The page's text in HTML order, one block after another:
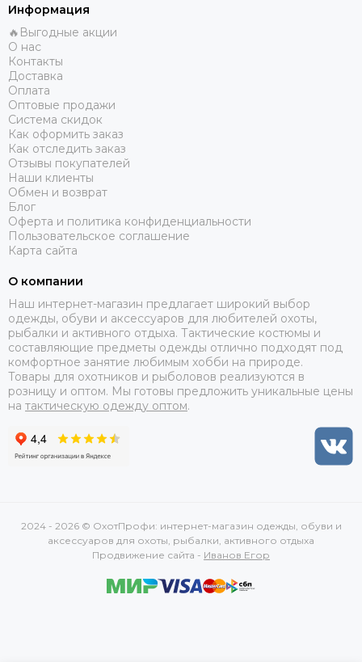
Информация
🔥Выгодные акции
О нас
Контакты
Доставка
Оплата
Оптовые продажи
Система скидок
Как оформить заказ
Как отследить заказ
Отзывы покупателей
Наши клиенты
Обмен и возврат
Блог
Оферта и политика конфиденциальности
Пользовательское соглашение
Карта сайта
О компании
Наш интернет-магазин предлагает широкий выбор
одежды, обуви и аксессуаров для любителей охоты,
рыбалки и активного отдыха. Тактические костюмы и
составляющие предметы одежды отлично подходят под
комфортное занятие любимым хобби на природе.
Товары для охотников и рыболовов реализуются в
розницу и оптом. Мы готовы предложить уникальные цены
на тактическую одежду оптом.
2024 - 2026 © ОхотПрофи: интернет-магазин одежды, обуви и
аксессуаров для охоты, рыбалки, активного отдыха
Продвижение сайта - Иванов Егор